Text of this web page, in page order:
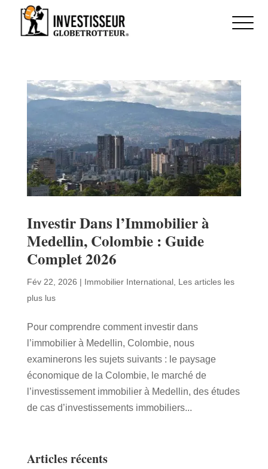
Investir Dans l’Immobilier à
Medellin, Colombie : Guide
Complet 2026
Fév 22, 2026 | Immobilier International, Les articles les
plus lus
Pour comprendre comment investir dans
l’immobilier à Medellin, Colombie, nous
examinerons les sujets suivants : le paysage
économique de la Colombie, le marché de
l’investissement immobilier à Medellin, des études
de cas d’investissements immobiliers...
Articles récents